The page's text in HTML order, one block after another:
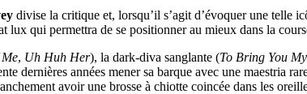
divise la critique et, lorsqu’il s’agit d’évoquer une telle
lux qui permettra de se positionner au mieux dans la
, Uh Huh Her), la dark-diva sanglante (To Bring You
dernières années mener sa barque avec une maestria
avoir une brosse à chiotte coincée dans les